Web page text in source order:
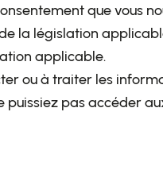
que vous
législation
applicable.
ou à traiter les
pas accéder